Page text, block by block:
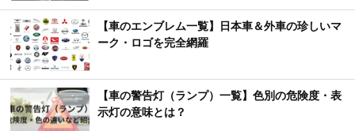
【車のエンブレム一覧】日本車＆外車の珍しいマ
ーク・ロゴを完全網羅
【車の警告灯（ランプ）一覧】色別の危険度・表
示灯の意味とは？